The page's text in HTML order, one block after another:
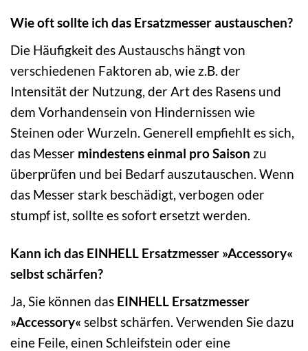
Wie oft sollte ich das Ersatzmesser austauschen?
Die Häufigkeit des Austauschs hängt von
verschiedenen Faktoren ab, wie z.B. der
Intensität der Nutzung, der Art des Rasens und
dem Vorhandensein von Hindernissen wie
Steinen oder Wurzeln. Generell empfiehlt es sich,
das Messer mindestens einmal pro Saison zu
überprüfen und bei Bedarf auszutauschen. Wenn
das Messer stark beschädigt, verbogen oder
stumpf ist, sollte es sofort ersetzt werden.
Kann ich das EINHELL Ersatzmesser »Accessory«
selbst schärfen?
Ja, Sie können das EINHELL Ersatzmesser
»Accessory« selbst schärfen. Verwenden Sie dazu
eine Feile, einen Schleifstein oder eine